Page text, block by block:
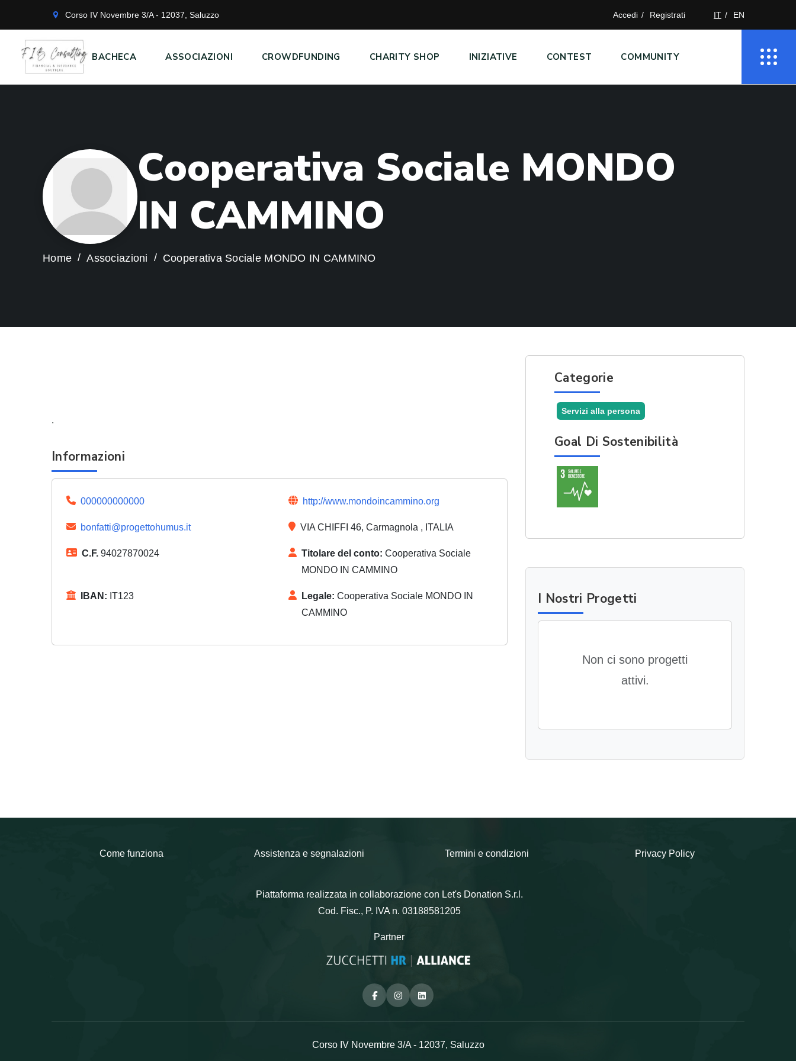
Corso IV Novembre 3/A - 12037, Saluzzo Accedi Registrati IT EN
BACHECA ASSOCIAZIONI CROWDFUNDING CHARITY SHOP INIZIATIVE CONTEST COMMUNITY
Cooperativa Sociale MONDO
IN CAMMINO
Home Associazioni Cooperativa Sociale MONDO IN CAMMINO
.
Informazioni
000000000000 http://www.mondoincammino.org
bonfatti@progettohumus.it VIA CHIFFI 46, Carmagnola , ITALIA
C.F. 94027870024 Titolare del conto: Cooperativa Sociale
MONDO IN CAMMINO
IBAN: IT123 Legale: Cooperativa Sociale MONDO IN
CAMMINO
Categorie
Servizi alla persona
Goal Di Sostenibilità
I Nostri Progetti
Non ci sono progetti
attivi.
Come funziona Assistenza e segnalazioni Termini e condizioni Privacy Policy
Piattaforma realizzata in collaborazione con Let's Donation S.r.l.
Cod. Fisc., P. IVA n. 03188581205
Partner
FacebookInstagramLinkedin
Corso IV Novembre 3/A - 12037, Saluzzo